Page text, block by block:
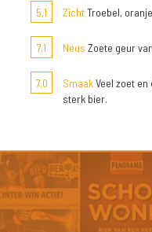
5,1
ZichtTroebel,
7,1 Neus Zoete geur
7,0 SmaakVeel zoet
sterk bier.